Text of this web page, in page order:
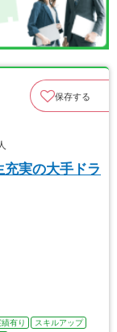
保存する
充実の大手ドラ
有り
スキルアップ